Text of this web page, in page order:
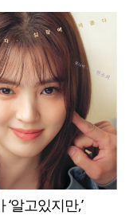
알고있지만,’